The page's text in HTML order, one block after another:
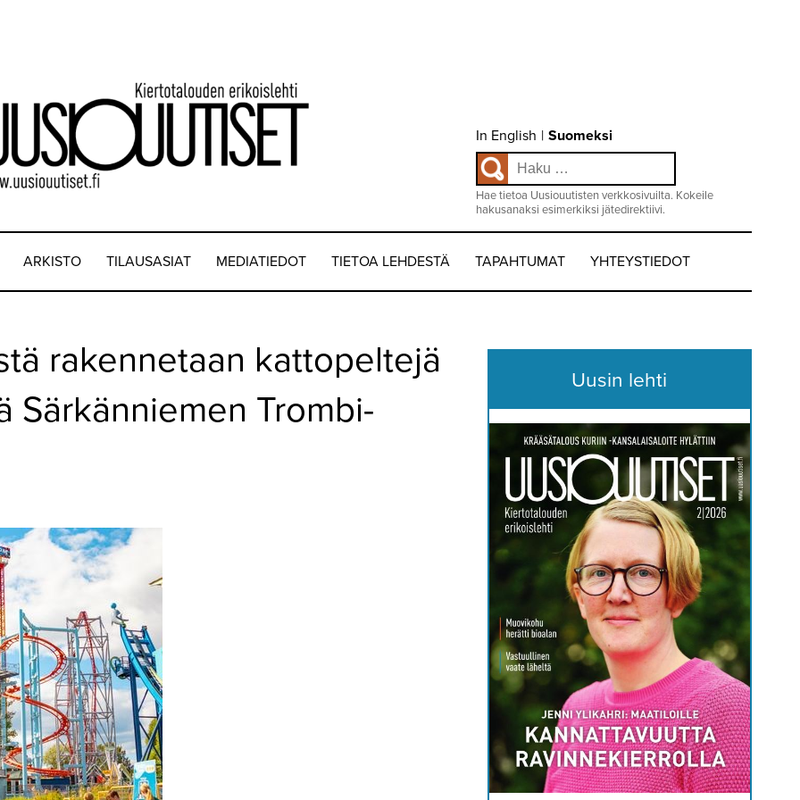
Choose
language
Valitse
kieli:
In English | Suomeksi
Haku:
Hae tietoa Uusiouutisten verkkosivuilta. Kokeile
hakusanaksi esimerkiksi jätedirektiivi.
ARKISTO TILAUSASIAT MEDIATIEDOT TIETOA LEHDESTÄ TAPAHTUMAT YHTEYSTIEDOT
rakennetaan kattopeltejä
Särkänniemen Trombi-
Uusin lehti